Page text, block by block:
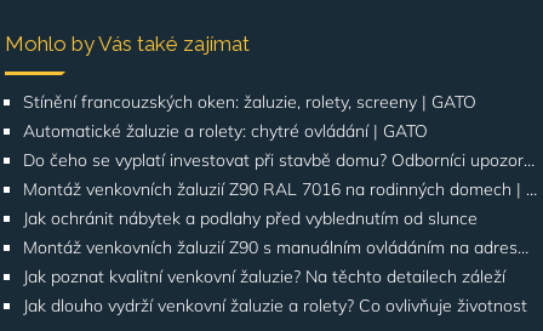
Mohlo by Vás také zajímat
Stínění francouzských oken: žaluzie, rolety, screeny | GATO
Automatické žaluzie a rolety: chytré ovládání | GATO
Do čeho se vyplatí investovat při stavbě domu? Odborníci upozorňují na stínění oken
Montáž venkovních žaluzií Z90 RAL 7016 na rodinných domech | Případová studie
Jak ochránit nábytek a podlahy před vyblednutím od slunce
Montáž venkovních žaluzií Z90 s manuálním ovládáním na adrese Štúrova, Praha 4
Jak poznat kvalitní venkovní žaluzie? Na těchto detailech záleží
Jak dlouho vydrží venkovní žaluzie a rolety? Co ovlivňuje životnost